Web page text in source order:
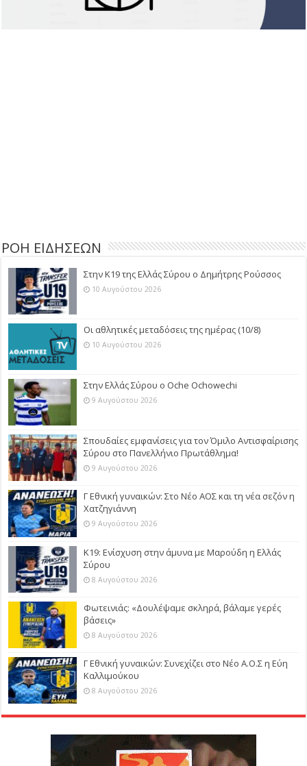
ΡΟΗ ΕΙΔΗΣΕΩΝ
Στην Κ19 της Ελλάς Σύρου ο Δημήτρης Ρούσσος
10 Αυγούστου 2026
Οι αθλητικές μεταδόσεις της ημέρας (10/8)
10 Αυγούστου 2026
Στην Ελλάς Σύρου ο Oche Ochowechi
9 Αυγούστου 2026
Σπουδαίες εμφανίσεις για τον Όμιλο Αντισφαίρισης
Σύρου στο Πανελλήνιο Πρωτάθλημα!
9 Αυγούστου 2026
Γ Εθνική γυναικών: Στο Νέο ΑΟΣ και τη νέα σεζόν η
Χατζηγιάννη
9 Αυγούστου 2026
Κ19: Ενίσχυση στην άμυνα με Μαρούδη η Ελλάς
Σύρου
8 Αυγούστου 2026
Φωτεινιάς: «Δουλέψαμε σκληρά, βάλαμε γερές
βάσεις»
8 Αυγούστου 2026
Γ Εθνική γυναικών: Συνεχίζει στο Νέο Α.Ο.Σ η Εύη
Καλλιμούκου
8 Αυγούστου 2026